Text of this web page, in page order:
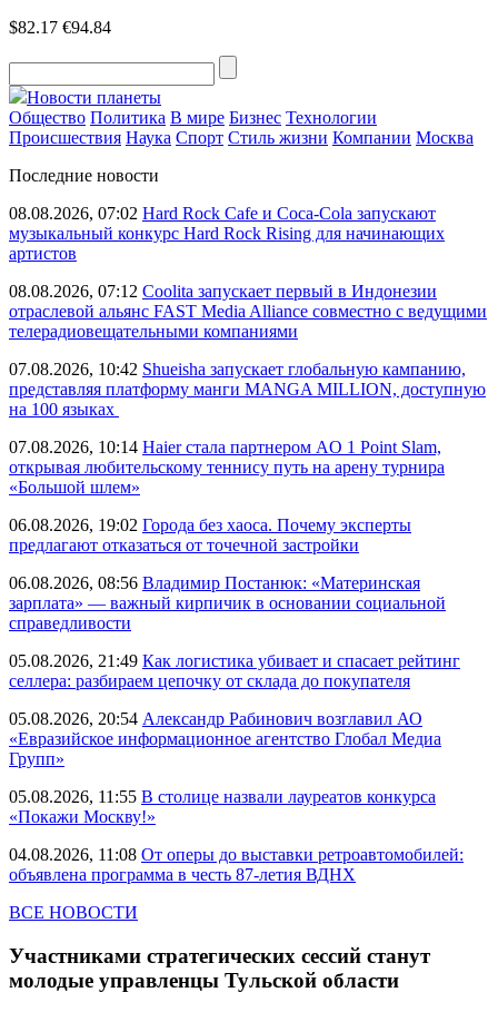
$82.17 €94.84
Новости планеты
Общество Политика В мире Бизнес Технологии
Происшествия Наука Спорт Стиль жизни Компании Москва
Последние новости
08.08.2026, 07:02 Hard Rock Cafe и Coca-Cola запускают
музыкальный конкурс Hard Rock Rising для начинающих
артистов
08.08.2026, 07:12 Coolita запускает первый в Индонезии
отраслевой альянс FAST Media Alliance совместно с ведущими
телерадиовещательными компаниями
07.08.2026, 10:42 Shueisha запускает глобальную кампанию,
представляя платформу манги MANGA MILLION, доступную
на 100 языках
07.08.2026, 10:14 Haier стала партнером AO 1 Point Slam,
открывая любительскому теннису путь на арену турнира
«Большой шлем»
06.08.2026, 19:02 Города без хаоса. Почему эксперты
предлагают отказаться от точечной застройки
06.08.2026, 08:56 Владимир Постанюк: «Материнская
зарплата» — важный кирпичик в основании социальной
справедливости
05.08.2026, 21:49 Как логистика убивает и спасает рейтинг
селлера: разбираем цепочку от склада до покупателя
05.08.2026, 20:54 Александр Рабинович возглавил АО
«Евразийское информационное агентство Глобал Медиа
Групп»
05.08.2026, 11:55 В столице назвали лауреатов конкурса
«Покажи Москву!»
04.08.2026, 11:08 От оперы до выставки ретроавтомобилей:
объявлена программа в честь 87-летия ВДНХ
ВСЕ НОВОСТИ
Участниками стратегических сессий станут
молодые управленцы Тульской области